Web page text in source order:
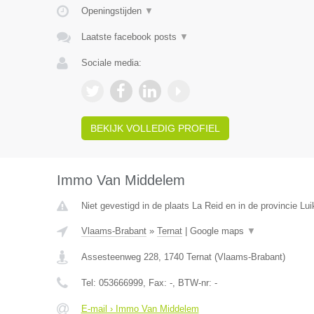
Openingstijden ▼
Laatste facebook posts ▼
Sociale media:
BEKIJK VOLLEDIG PROFIEL
Immo Van Middelem
Niet gevestigd in de plaats La Reid en in de provincie
Vlaams-Brabant» Ternat| Google maps ▼
Assesteenweg 228, 1740 Ternat(Vlaams-Brabant)
Tel: 053666999, Fax: -, BTW-nr: -
E-mail › Immo Van Middelem